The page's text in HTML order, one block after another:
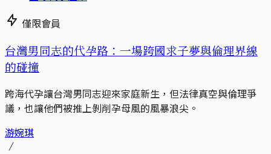
僅限會員
台灣男同志的代孕路：一場跨國求子夢與倫理界線
的碰撞
跨海代孕讓台灣男同志迎來家庭新生，但法律真空與倫理爭
議，也讓他們被推上剝削孕母風的風暴浪尖。
游婉琪